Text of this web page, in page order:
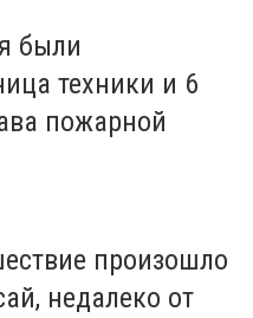
были
техники и 6
пожарной
произошло
недалеко от